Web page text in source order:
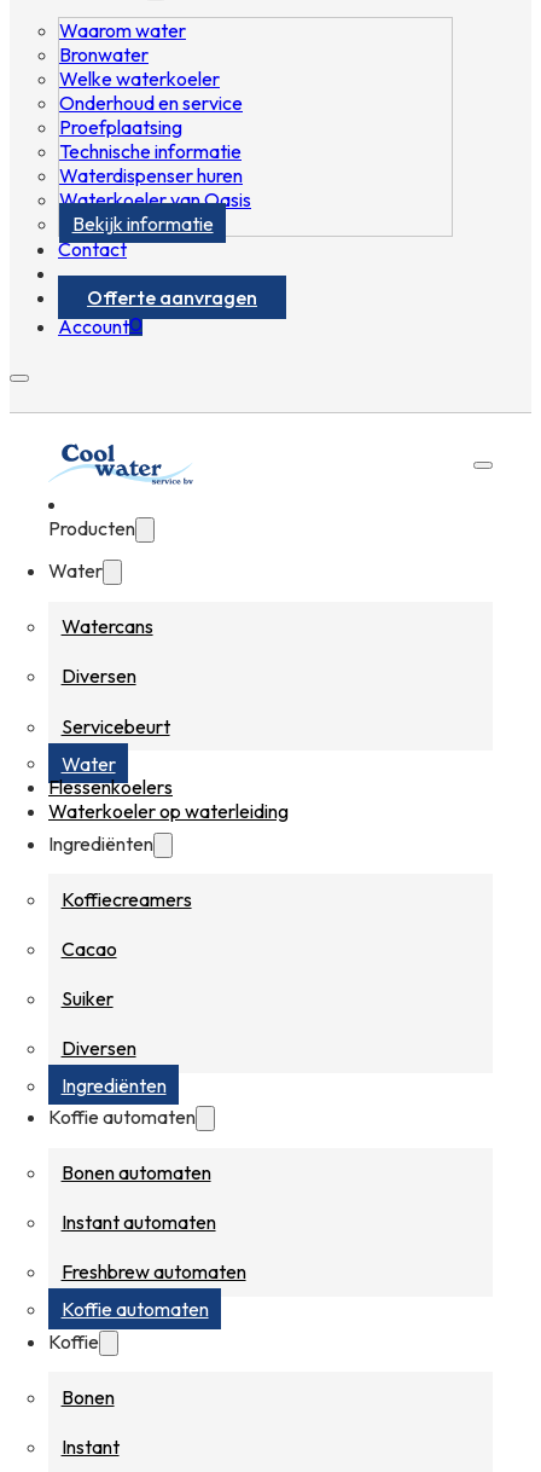
Waarom water
Bronwater
Welke waterkoeler
Onderhoud en service
Proefplaatsing
Technische informatie
Waterdispenser huren
Waterkoeler van Oasis
Bekijk informatie
Contact
Offerte aanvragen
Account0
Producten
Water
Watercans
Diversen
Servicebeurt
Water
Flessenkoelers
Waterkoeler op waterleiding
Ingrediënten
Koffiecreamers
Cacao
Suiker
Diversen
Ingrediënten
Koffie automaten
Bonen automaten
Instant automaten
Freshbrew automaten
Koffie automaten
Koffie
Bonen
Instant